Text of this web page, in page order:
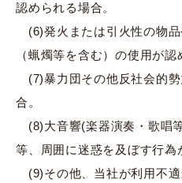
認められる場合。
(6)発火または引火性の物品
（蝋燭等を含む）の使用が認
(7)暴力団その他反社会的
合。
(8)大音響(楽器演奏・歌唱
等、周囲に迷惑を及ぼす行為
(9)その他、当社が利用不適